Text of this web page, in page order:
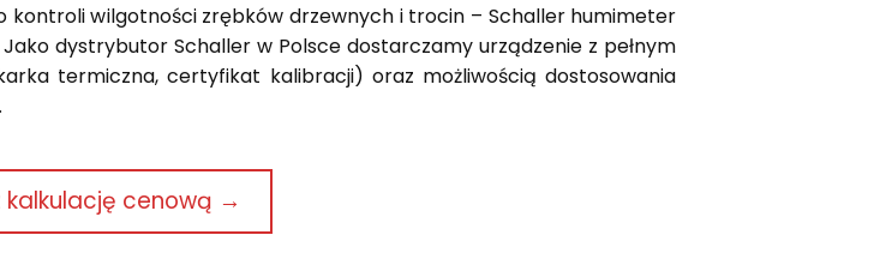
kontroli wilgotności zrębków drzewnych i trocin – Schaller humimeter
dystrybutor Schaller w Polsce dostarczamy urządzenie z pełnym
termiczna, certyfikat kalibracji) oraz możliwością dostosowania
kalkulację cenową →